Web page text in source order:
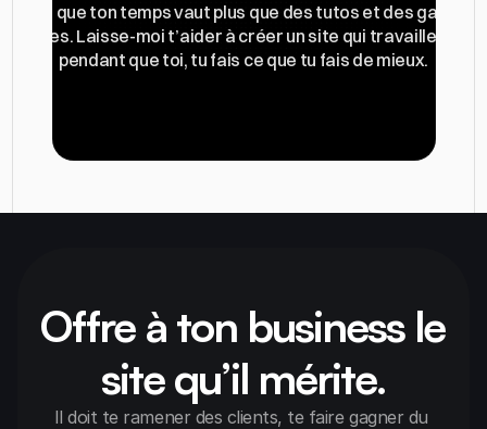
Parce que ton temps vaut plus que des tutos et des galères
Laisse-moi t’aider à créer un site qui travaille pour
pendant que toi, tu fais ce que tu fais de mieux.
Offre à ton business le
site qu’il mérite.
Il doit te ramener des clients, te faire gagner du